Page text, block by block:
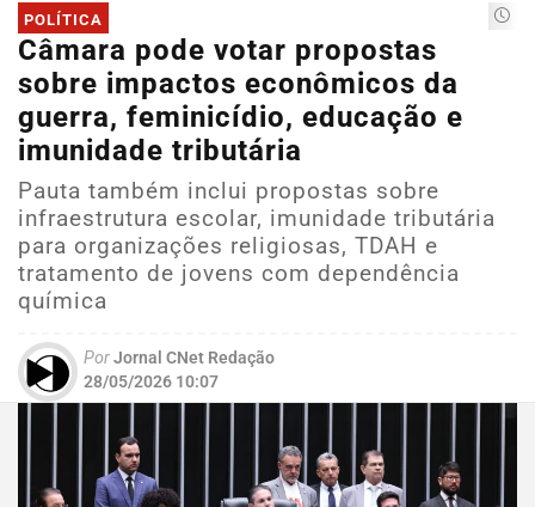
POLÍTICA
Câmara pode votar propostas
sobre impactos econômicos da
guerra, feminicídio, educação e
imunidade tributária
Pauta também inclui propostas sobre
infraestrutura escolar, imunidade tributária
para organizações religiosas, TDAH e
tratamento de jovens com dependência
química
PorJornal CNet Redação
28/05/2026 10:07